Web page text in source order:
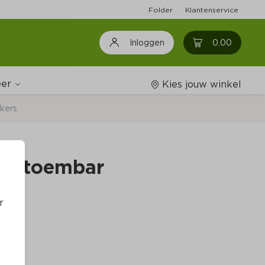
Folder Klantenservice
Inloggen 0.00 0
Wijnshop
Kies jouw winkel